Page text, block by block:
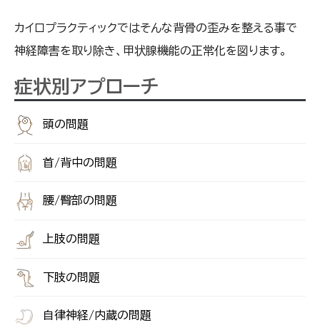
カイロプラクティックではそんな背骨の歪みを整える事で
神経障害を取り除き、甲状腺機能の正常化を図ります。
症状別アプローチ
頭の問題
首/背中の問題
腰/臀部の問題
上肢の問題
下肢の問題
自律神経/内蔵の問題